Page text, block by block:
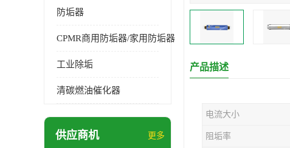
防垢器
CPMR商用防垢器/家用防垢器
工业除垢
清碳燃油催化器
供应商机 更多
产品描述
电流大小
阻垢率